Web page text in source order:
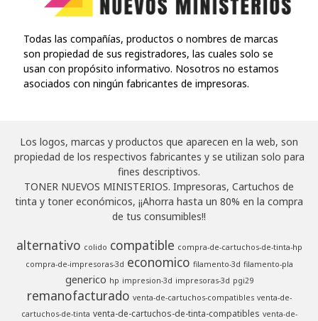
Todas las compañías, productos o nombres de marcas
son propiedad de sus registradores, las cuales solo se
usan con propósito informativo. Nosotros no estamos
asociados con ningún fabricantes de impresoras.
Los logos, marcas y productos que aparecen en la web, son
propiedad de los respectivos fabricantes y se utilizan solo para
fines descriptivos.
TONER NUEVOS MINISTERIOS. Impresoras, Cartuchos de
tinta y toner económicos, ¡¡Ahorra hasta un 80% en la compra
de tus consumibles!!
alternativo colido compatible compra-de-cartuchos-de-tinta-hp
compra-de-impresoras-3d economico filamento-3d filamento-pla
generico hp impresion-3d impresoras-3d pgi29
remanofacturado venta-de-cartuchos-compatibles venta-de-
cartuchos-de-tinta venta-de-cartuchos-de-tinta-compatibles venta-de-